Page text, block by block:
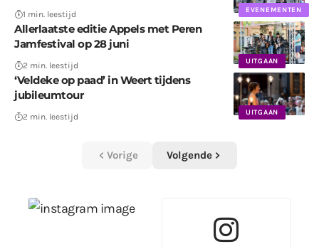
EVENEMENTEN
1 min. leestijd
UITGAAN
Allerlaatste editie Appels met Peren
Jamfestival op 28 juni
2 min. leestijd
UITGAAN
‘Veldeke op paad’ in Weert tijdens
jubileumtour
2 min. leestijd
Vorige Volgende